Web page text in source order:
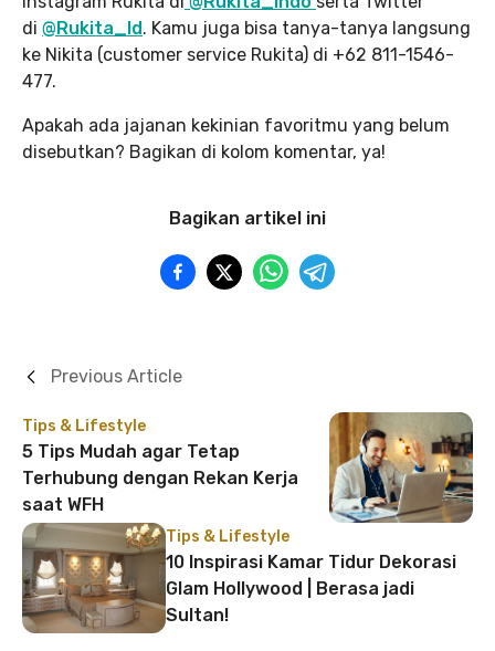
di @Rukita_Id . Kamu juga bisa tanya-tanya langsung
ke Nikita (customer service Rukita) di +62 811-1546-
477.
Apakah ada jajanan kekinian favoritmu yang belum
disebutkan? Bagikan di kolom komentar, ya!
Bagikan artikel ini
Tips & Lifestyle
5 Tips Mudah agar Tetap
Terhubung dengan Rekan Kerja
saat WFH
Previous Article
Tips & Lifestyle
10 Inspirasi Kamar Tidur Dekorasi
Glam Hollywood | Berasa jadi
Sultan!